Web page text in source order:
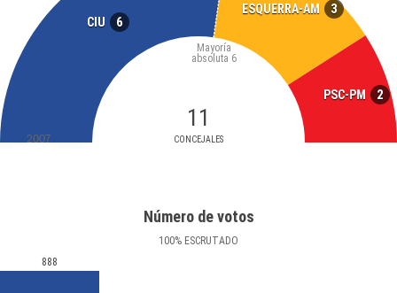
CIU 6
ESQUERRA-AM 3
PSC-PM 2
11
CONCEJALES
Mayoría
absoluta 6
2007
Número de votos
100% ESCRUTADO
888